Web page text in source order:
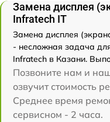
Замена дисплея
Infratech IT
Замена дисплея
- несложная задача
Infratech в Казани.
Позвоните нам и
озвучит стоимость
Среднее время
сервисном - 2 часа.